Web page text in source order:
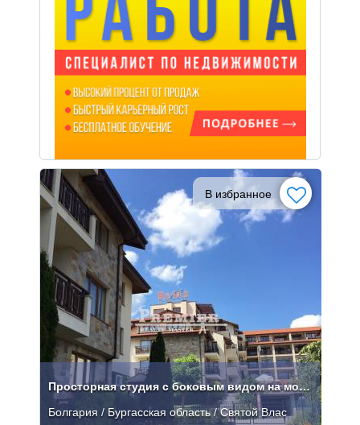
В избранное
Просторная студия с боковым видом на море в Святом Власе**
Болгария / Бургасская область / Святой Влас